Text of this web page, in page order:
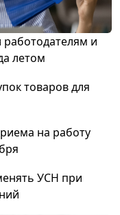
и
летом
товаров для
на работу
УСН при